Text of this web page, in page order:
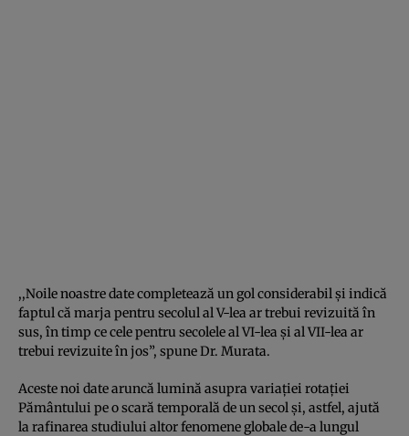
,,Noile noastre date completează un gol considerabil și indică
faptul că marja pentru secolul al V-lea ar trebui revizuită în
sus, în timp ce cele pentru secolele al VI-lea și al VII-lea ar
trebui revizuite în jos”, spune Dr. Murata.
Aceste noi date aruncă lumină asupra variației rotației
Pământului pe o scară temporală de un secol și, astfel, ajută
la rafinarea studiului altor fenomene globale de-a lungul